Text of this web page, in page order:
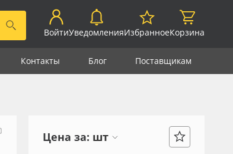
ВойтиУведомленияИзбранноеКорзина
Контакты Блог Поставщикам
Цена за: шт